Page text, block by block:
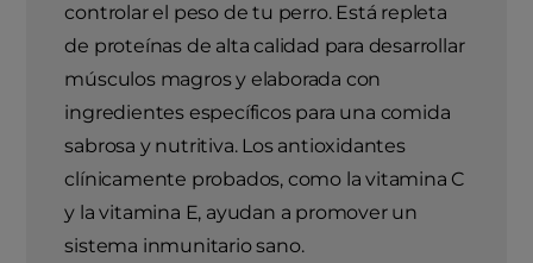
controlar el peso de tu perro. Está repleta
de proteínas de alta calidad para desarrollar
músculos magros y elaborada con
ingredientes específicos para una comida
sabrosa y nutritiva. Los antioxidantes
clínicamente probados, como la vitamina C
y la vitamina E, ayudan a promover un
sistema inmunitario sano.